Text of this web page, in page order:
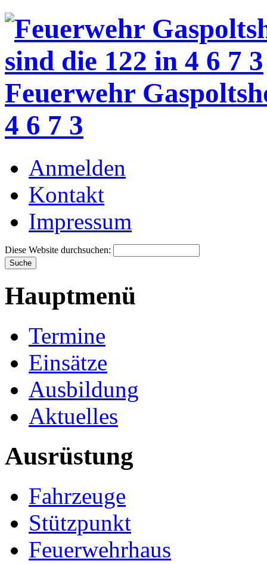
Feuerwehr
4 6 7 3
Anmelden
Kontakt
Impressum
Diese Website durchsuchen:
Hauptmenü
Termine
Einsätze
Ausbildung
Aktuelles
Ausrüstung
Fahrzeuge
Stützpunkt
Feuerwehrhaus